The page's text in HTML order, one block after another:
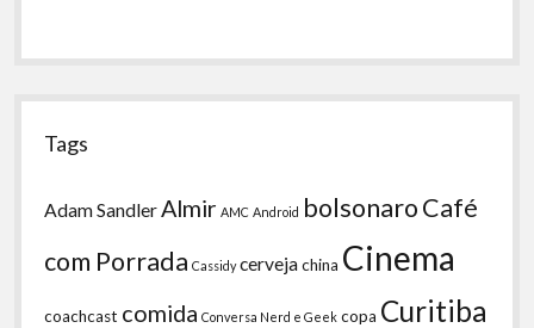
Tags
Adam Sandler Almir AMC Android bolsonaroCafé
com Porrada Cassidy cervejachina Cinema
coachcast comida Conversa Nerd e Geek copa Curitiba